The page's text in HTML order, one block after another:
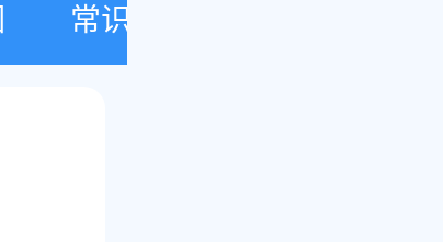
常识